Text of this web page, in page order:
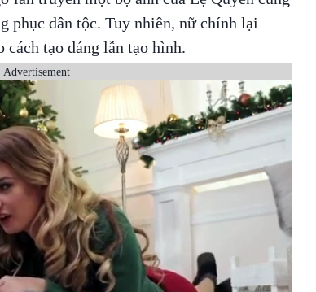
phục dân tộc. Tuy nhiên, nữ chính lại
tạo dáng lẫn tạo hình.
Advertisement